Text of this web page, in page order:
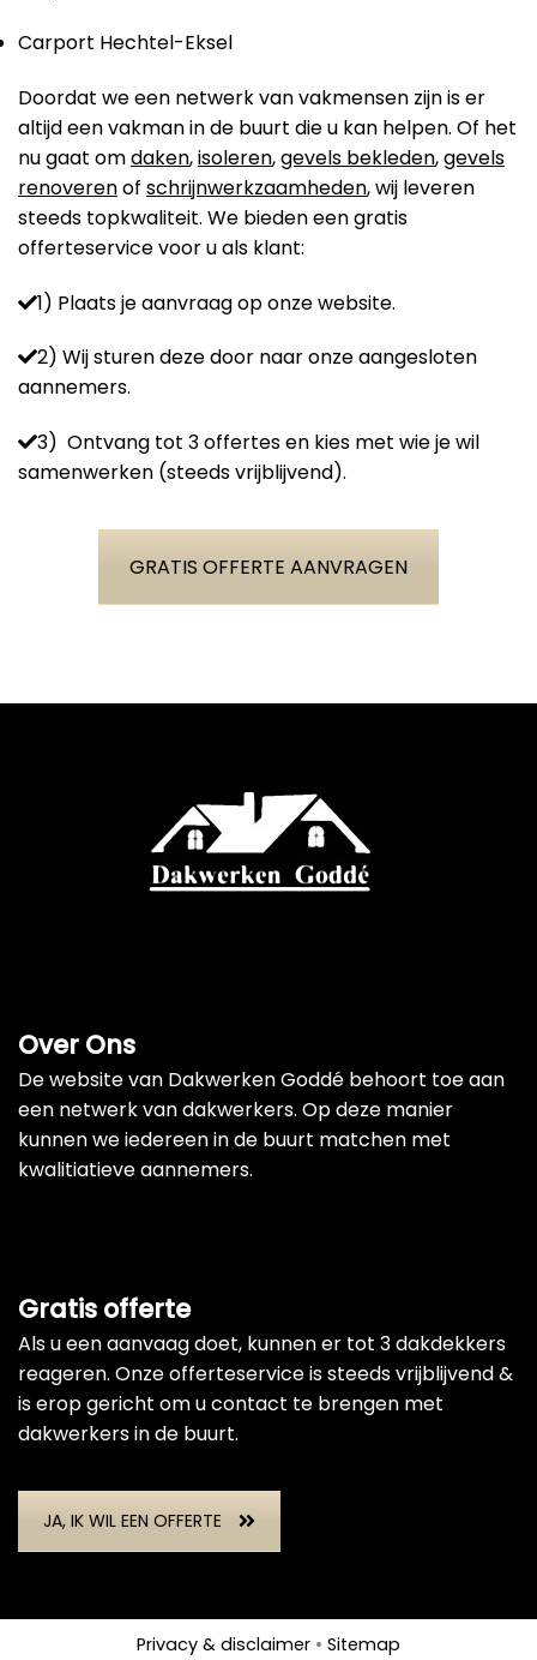
Carport Hechtel-Eksel
Doordat we een netwerk van vakmensen zijn is er
altijd een vakman in de buurt die u kan helpen. Of het
nu gaat omdaken,isoleren,gevels bekleden,gevels
renoverenof schrijnwerkzaamheden, wij leveren
steeds topkwaliteit. We bieden een gratis
offerteservice voor u als klant:
1) Plaats je aanvraag op onze website.
2) Wij sturen deze door naar onze aangesloten
aannemers.
3) Ontvang tot 3 offertes en kies met wie je wil
samenwerken (steeds vrijblijvend).
GRATIS OFFERTE AANVRAGEN
Over Ons
De website van Dakwerken Goddé behoort toe aan
een netwerk van dakwerkers. Op deze manier
kunnen we iedereen in de buurt matchen met
kwalitiatieve aannemers.
Gratis offerte
Als u een aanvaag doet, kunnen er tot 3 dakdekkers
reageren. Onze offerteservice is steeds vrijblijvend &
is erop gericht om u contact te brengen met
dakwerkers in de buurt.
JA, IK WIL EEN OFFERTE
Privacy & disclaimer • Sitemap